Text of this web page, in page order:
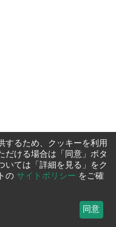
するため、クッキーを利用
だける場合は「同意」ボタ
いては「詳細を見る」をク
の サイトポリシー をご確
同意